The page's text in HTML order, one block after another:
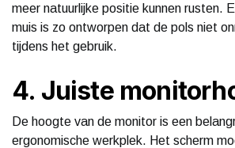
meer natuurlijke positie kunnen rusten.
muis is zo ontworpen dat de pols niet
tijdens het gebruik.
4. Juiste
De hoogte van de monitor is een
ergonomische werkplek. Het scherm